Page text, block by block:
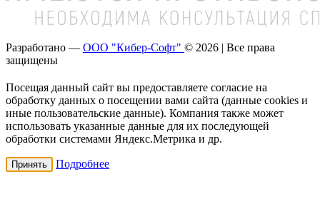
Разработано — ООО "Кибер-Софт" © 2026 | Все права
защищены
Посещая данный сайт вы предоставляете согласие на
обработку данных о посещении вами сайта (данные cookies и
иные пользовательские данные). Компания также может
использовать указанные данные для их последующей
обработки системами Яндекс.Метрика и др.
Принять Подробнее